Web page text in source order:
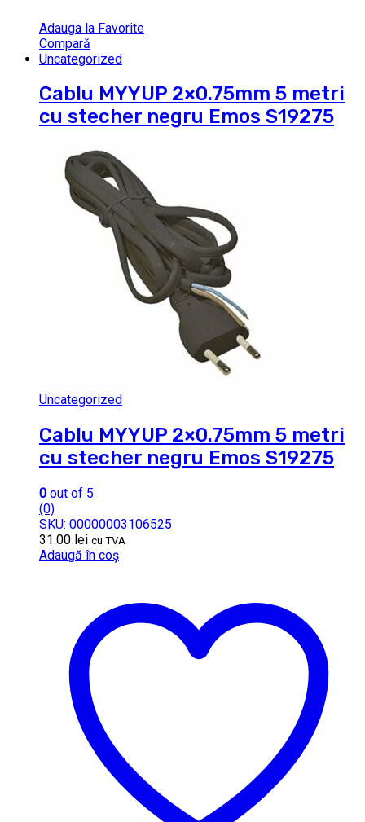
Adauga la Favorite
Compară
Uncategorized
Cablu MYYUP 2×0.75mm 5 metri
cu stecher negru Emos S19275
Uncategorized
Cablu MYYUP 2×0.75mm 5 metri
cu stecher negru Emos S19275
0 out of 5
(0)
SKU: 00000003106525
31.00 lei cu TVA
Adaugă în coș